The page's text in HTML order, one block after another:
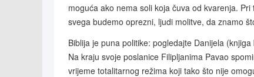
moguća ako nema soli koja čuva od kvarenja.
svega budemo oprezni, ljudi molitve, da znamo
Biblija je puna politike: pogledajte Danijela
Na kraju svoje poslanice Filipljanima Pavao
vrijeme totalitarnog režima koji tako što nije